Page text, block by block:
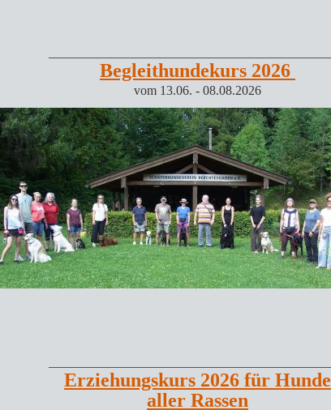
Begleithundekurs 2026
vom 13.06. - 08.08.2026
Erziehungskurs 2026 für Hunde
aller Rassen